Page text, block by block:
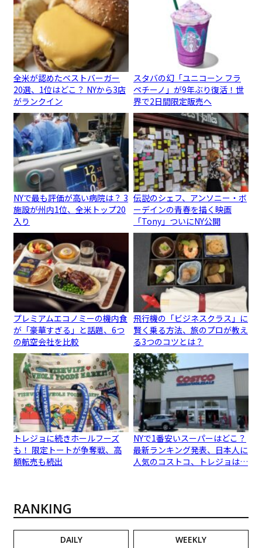
全米が認めたベストバーガー
20選、1位はどこ？ NYから3店
がランクイン
スタバの幻「ユニコーン フラ
ペチーノ」が9年ぶり復活！世
界で2日間限定販売へ
NYで最も評価が高い病院は？ 3
施設が州内1位、全米トップ20
入り
伝説のシェフ、アンソニー・ボ
ーデインの青春を描く映画
「Tony」ついにNY公開
プレミアムエコノミーの機内食
が「豪華すぎる」と話題、6つ
の航空会社を比較
飛行機の「ビジネスクラス」に
賢く乗る方法、旅のプロが教え
る3つのコツとは？
トレジョに続きホールフーズ
も！ 限定トートが争奪戦、高
額転売も続出
NYで1番安いスーパーはどこ？
最新ランキング発表、日本人に
人気のコストコ、トレジョは…
RANKING
DAILY WEEKLY